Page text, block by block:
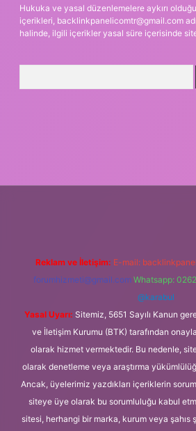
Hukuka ve yasal düzenlemelere aykırı
içerikleri, backlinkpanelicomtr@gmail.com
halinde, ilgili içerikler yasal süre içerisinde
Reklam ve İletişim: E-mail:
forumhizmeti@gmail.com Whatsapp:
@karabul
Yasal Uyarı: Sitemiz, 5651 Sayılı Kanun
ve İletişim Kurumu (BTK) tarafından
olarak hizmet vermektedir. Bu nedenle,
olarak denetleme veya araştırma
Ancak, üyelerimiz yazdıkları içeriklerin
siteye üye olarak bu sorumluluğu kabul
sitesi, herhangi bir marka, kurum veya şahıs